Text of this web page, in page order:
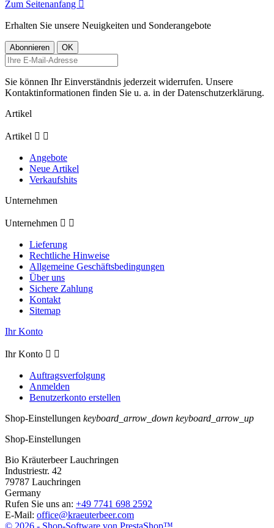
Zum Seitenanfang 
Erhalten Sie unsere Neuigkeiten und Sonderangebote
Sie können Ihr Einverständnis jederzeit widerrufen. Unsere
Kontaktinformationen finden Sie u. a. in der Datenschutzerklärung.
Artikel
Artikel  
Angebote
Neue Artikel
Verkaufshits
Unternehmen
Unternehmen  
Lieferung
Rechtliche Hinweise
Allgemeine Geschäftsbedingungen
Über uns
Sichere Zahlung
Kontakt
Sitemap
Ihr Konto
Ihr Konto  
Auftragsverfolgung
Anmelden
Benutzerkonto erstellen
Shop-Einstellungen keyboard_arrow_down keyboard_arrow_up
Shop-Einstellungen
Bio Kräuterbeer Lauchringen
Industriestr. 42
79787 Lauchringen
Germany
Rufen Sie uns an: +49 7741 698 2592
E-Mail: office@kraeuterbeer.com
© 2026 - Shop-Software von PrestaShop™